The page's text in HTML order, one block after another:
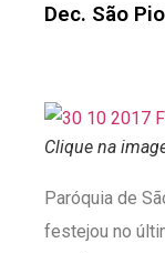
Dec. São
Clique na
Paróquia de
festejou no